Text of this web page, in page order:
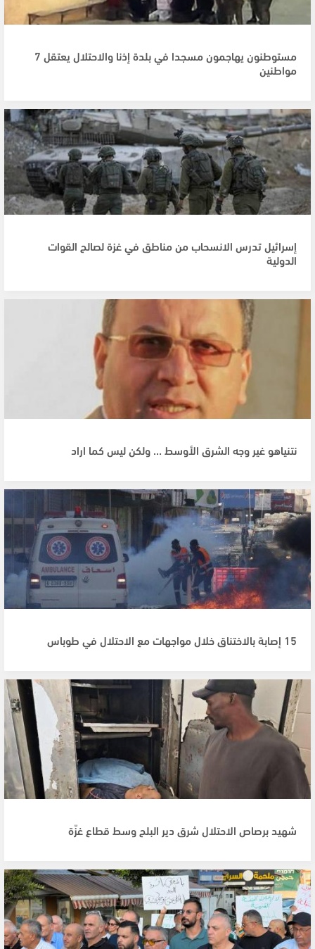
مستوطنون يهاجمون مسجدا في بلدة إذنا والاحتلال يعتقل 7
مواطنين
إسرائيل تدرس الانسحاب من مناطق في غزة لصالح القوات
الدولية
نتنياهو غير وجه الشرق الأوسط … ولكن ليس كما اراد
15 إصابة بالاختناق خلال مواجهات مع الاحتلال في طوباس
شهيد برصاص الاحتلال شرق دير البلح وسط قطاع غزّة